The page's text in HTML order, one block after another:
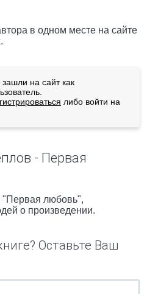
в одном месте на сайте
на сайт как
либо войти на
- Первая
"Первая любовь",
о произведении.
Оставьте Ваш